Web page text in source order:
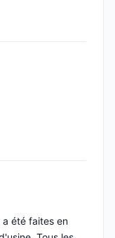
a été faites en